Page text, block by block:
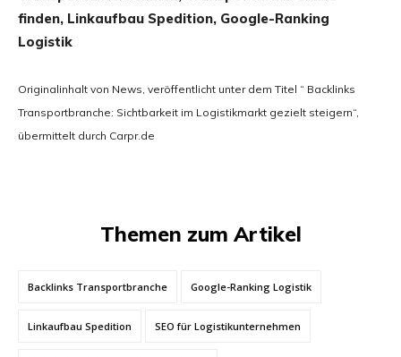
finden, Linkaufbau Spedition, Google-Ranking
Logistik
Originalinhalt von News, veröffentlicht unter dem Titel “ Backlinks
Transportbranche: Sichtbarkeit im Logistikmarkt gezielt steigern“,
übermittelt durch Carpr.de
Themen zum Artikel
Backlinks Transportbranche Google-Ranking Logistik
Linkaufbau Spedition SEO für Logistikunternehmen